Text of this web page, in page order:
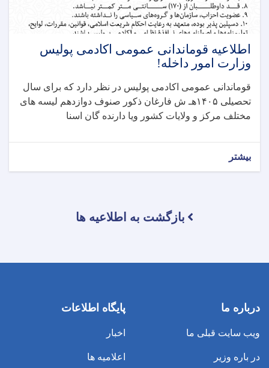
اطلاعیه قوماندانی عمومی اکادمی پولیس
وزارت امور داخله!
قوماندانی عمومی اکادمی پولیس در نظر دارد که برای سال
تحصیلی ۱۴۰۵هـ ش فارغان ذکور صنوف دوازدهم لیسه های
مختلف مرکز و ولایات کشور ویا دارنده گان اسنا
بیشتر
بازگشت به اطلاعیه ها
درباره ما
ویب سایت قبلی ما
در باره وزیر
پایگاه اطلاعات
اخبار
اعلامیه ها